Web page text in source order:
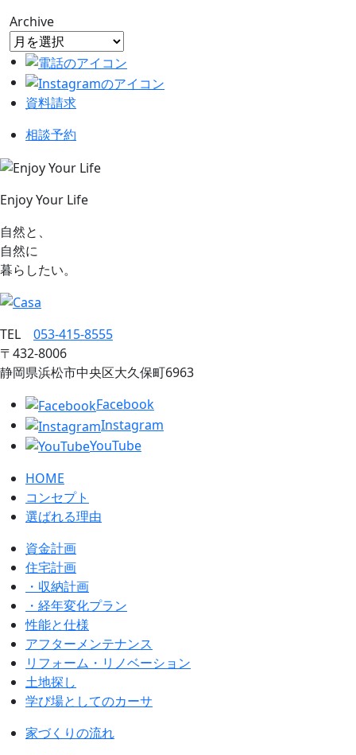
Archive
資料請求
相談予約
Enjoy Your Life
自然と、
自然に
暮らしたい。
TEL 053‐415‐8555
〒432‐8006
静岡県浜松市中央区大久保町6963
Facebook
Instagram
YouTube
HOME
コンセプト
選ばれる理由
資金計画
住宅計画
・収納計画
・経年変化プラン
性能と仕様
アフターメンテナンス
リフォーム・リノベーション
土地探し
学び場としてのカーサ
家づくりの流れ